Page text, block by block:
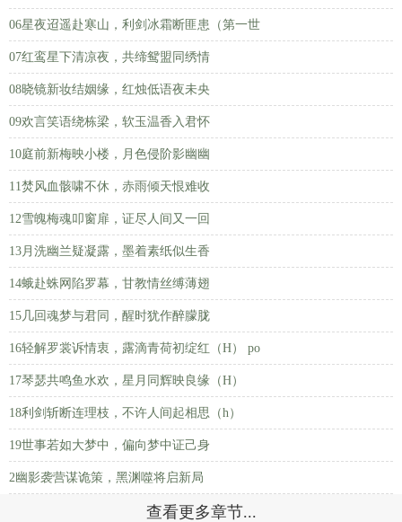
06星夜迢遥赴寒山，利剑冰霜断匪患（第一世
07红鸾星下清凉夜，共缔鸳盟同绣情
08晓镜新妆结姻缘，红烛低语夜未央
09欢言笑语绕栋梁，软玉温香入君怀
10庭前新梅映小楼，月色侵阶影幽幽
11焚风血骸啸不休，赤雨倾天恨难收
12雪魄梅魂叩窗扉，证尽人间又一回
13月洗幽兰疑凝露，墨着素纸似生香
14蛾赴蛛网陷罗幕，甘教情丝缚薄翅
15几回魂梦与君同，醒时犹作醉朦胧
16轻解罗裳诉情衷，露滴青荷初绽红（H） po
17琴瑟共鸣鱼水欢，星月同辉映良缘（H）
18利剑斩断连理枝，不许人间起相思（h）
19世事若如大梦中，偏向梦中证己身
2幽影袭营谋诡策，黑渊噬将启新局
查看更多章节...